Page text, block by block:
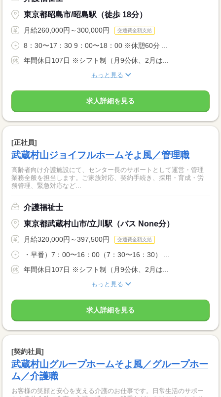
東京都昭島市/昭島駅（徒歩 18分）
月給260,000円～300,000円 交通費全額支給
8：30〜17：30 9：00〜18：00 ※休憩60分 ...
年間休日107日 ※シフト制（月9公休、2月は...
もっと見る
求人詳細を見る
[正社員]
武蔵村山ジョイフルホームそよ風／管理職
高齢者向け介護施設にて、センター長のサポートとして運営・管理
業務全般を担当します。ご家族対応、契約手続き、採用・育成・労
務管理、緊急対応など...
介護福祉士
東京都武蔵村山市/立川駅（バス None分）
月給320,000円～397,500円 交通費全額支給
・早番）7：00〜16：00（7：30〜16：30） ...
年間休日107日 ※シフト制（月9公休、2月は...
もっと見る
求人詳細を見る
[契約社員]
武蔵村山グループホームそよ風／グループホー
ム／介護職
お客様の笑顔と安心を支える介護のお仕事です。日常生活のサポー